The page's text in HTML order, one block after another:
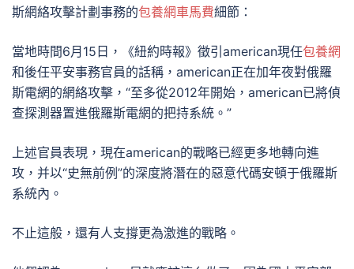
斯網絡攻擊計劃事務的包養網車馬費細節：
當地時間6月15日，《紐約時報》徵引american現任包養網
和後任平安事務官員的話稱，american正在加年夜對俄羅
斯電網的網絡攻擊，“至多從2012年開始，american已將偵
查探測器置進俄羅斯電網的把持系統。”
上述官員表現，現在american的戰略已經更多地轉向進
攻，并以“史無前例”的深度將潛在的惡意代碼安頓于俄羅斯
系統內。
不止這般，還有人支撐更為激進的戰略。